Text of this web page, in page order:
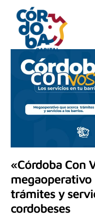
«Córdoba Con
megaoperativo
trámites y
cordobeses